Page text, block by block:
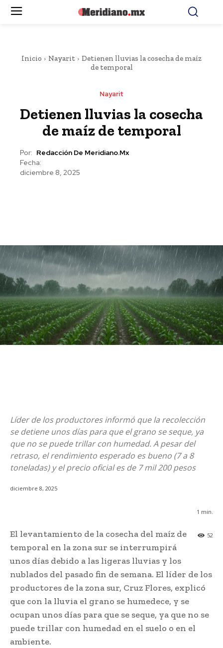
Inicio Nayarit
Detienen lluvias la cosecha de maíz
de temporal
Nayarit
Detienen lluvias la cosecha
de maíz de temporal
Por: Redacción De Meridiano.mx
Fecha:
diciembre 8, 2025
Líder de los productores informó que la recolección
se detiene unos días para que el grano se seque, ya
que no se puede trillar con humedad. A pesar del
retraso, el rendimiento esperado es bueno (7 a 8
toneladas) y el precio oficial es de 7 mil 200 pesos
diciembre 8, 2025
1 min.
52
El levantamiento de la cosecha del maíz de
temporal en la zona sur se interrumpirá
unos días debido a las ligeras lluvias y los
nublados del pasado fin de semana. El líder de los
productores de la zona sur, Cruz Flores, explicó
que con la lluvia el grano se humedece, y se
ocupan unos días para que se seque, ya que no se
puede trillar con humedad en el suelo o en el
ambiente.